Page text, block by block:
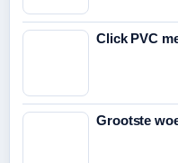
Click PVC
Grootste